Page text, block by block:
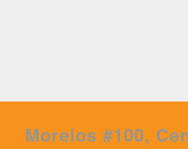
Morelos #100,